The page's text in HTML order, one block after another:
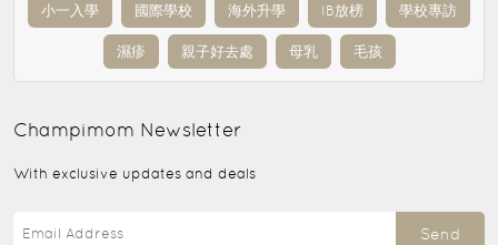
小一入學 國際學校 海外升學 IB放榜 學校專訪
濕疹 親子好去處 母乳 毛孩
Champimom Newsletter
With exclusive updates and deals
Send